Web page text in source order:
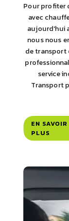
Pour profiter
avec
aujourd'hui
nous nous
de transport
service
Transport
EN SAVOIR
PLUS